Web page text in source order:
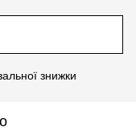
знижки